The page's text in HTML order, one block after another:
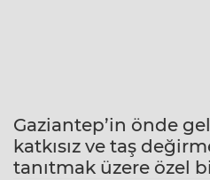
Gaziantep’in önde
katkısız ve taş
tanıtmak üzere özel